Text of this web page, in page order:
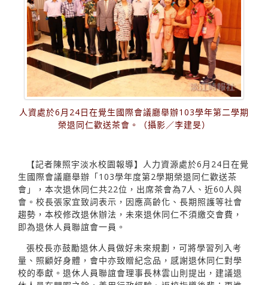
人資處於6月24日在覺生國際會議廳舉辦103學年第二學期
榮退同仁歡送茶會。（攝影／李建旻）
【記者陳照宇淡水校園報導】人力資源處於6月24日在覺
生國際會議廳舉辦「103學年度第2學期榮退同仁歡送茶
會」，本次退休同仁共22位，出席茶會為7人、近60人與
會。校長張家宜致詞表示，因應高齡化、長期照護等社會
趨勢，本校修改退休辦法，未來退休同仁不須繳交會費，
即為退休人員聯誼會一員。
張校長亦鼓勵退休人員做好未來規劃，可將學習列入考
量、照顧好身體，會中亦致贈紀念品，感謝退休同仁對學
校的奉獻。退休人員聯誼會理事長林雲山則提出，建議退